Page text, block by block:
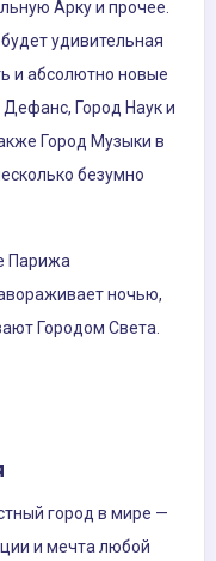
Арку и прочее.
удивительная
и абсолютно новые
Дефанс, Город Наук и
Город Музыки в
безумно
Парижа
ночью,
Городом Света.
город в мире —
и мечта любой